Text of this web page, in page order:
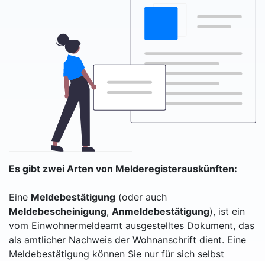
Es gibt zwei Arten von Melderegisterauskünften:
Eine Meldebestätigung (oder auch
Meldebescheinigung, Anmeldebestätigung), ist ein
vom Einwohnermeldeamt ausgestelltes Dokument, das
als amtlicher Nachweis der Wohnanschrift dient. Eine
Meldebestätigung können Sie nur für sich selbst